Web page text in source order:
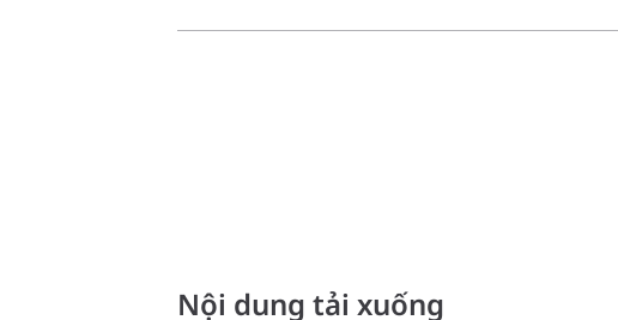
Nội dung tải xuống